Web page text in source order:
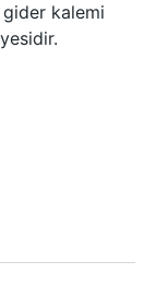
gider kalemi